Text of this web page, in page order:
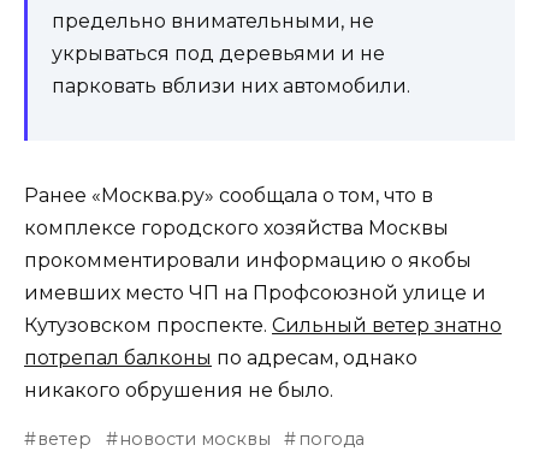
предельно внимательными, не
укрываться под деревьями и не
парковать вблизи них автомобили.
Ранее «Москва.ру» сообщала о том, что в
комплексе городского хозяйства Москвы
прокомментировали информацию о якобы
имевших место ЧП на Профсоюзной улице и
Кутузовском проспекте. Сильный ветер знатно
потрепал балконы по адресам, однако
никакого обрушения не было.
ветер новости москвы
погода